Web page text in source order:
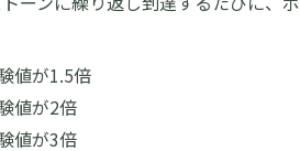
値が1.5倍
値が2倍
値が3倍